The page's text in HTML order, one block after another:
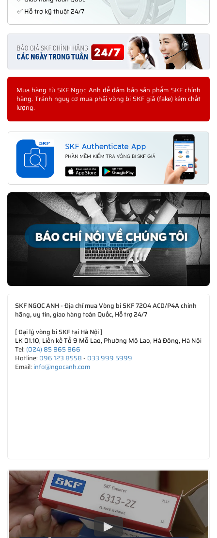
✅ Hỗ trợ kỹ thuật 24/7
Mua hàng từ SKF Ngọc Anh để đảm bảo sản phẩm SKF chính
hãng. Tránh nguy cơ mua phải vòng bi SKF giả (fake) kém chất
lượng.
SKF NGỌC ANH - Địa chỉ mua Vòng bi SKF 7204 ACD/P4A chính
hãng, uy tín, giao hàng toàn Quốc, Hỗ trợ 24/7
[Đại lý vòng bi SKF tại Hà Nội]
LK 01.10, Liền kề Tổ 9 Mỗ Lao, Phường Mộ Lao, Hà Đông, Hà Nội
Tel: (024) 85 865 866
Hotline: 096 123 8558- 033 999 5999
Email: info@ngocanh.com